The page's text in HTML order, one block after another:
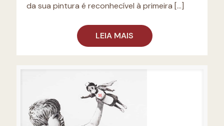
da sua pintura é reconhecível à primeira […]
LEIA MAIS